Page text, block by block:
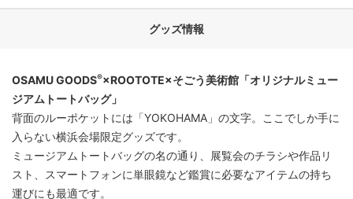
グッズ情報
OSAMU GOODS®×ROOTOTE×そごう美術館「オリジナルミュー
ジアムトートバッグ」
背面のルーポケットには「YOKOHAMA」の文字。ここでしか手に
入らない横浜会場限定グッズです。
ミュージアムトートバッグの名の通り、展覧会のチラシや作品リ
スト、スマートフォンに単眼鏡など鑑賞に必要なアイテムの持ち
運びにも最適です。